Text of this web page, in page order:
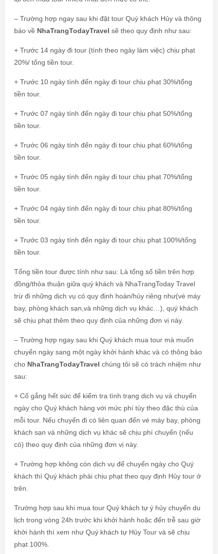
– Trường hợp ngay sau khi đặt tour Quý khách Hủy và thông
báo về NhaTrangTodayTravel sẽ theo quy định như sau:
+ Trước 14 ngày đi tour (tính theo ngày làm việc) chịu phạt
20%/ tổng tiền tour.
+ Trước 10 ngày tính đến ngày đi tour chịu phạt 30%/tổng
tiền tour.
+ Trước 07 ngày tính đến ngày đi tour chịu phạt 50%/tổng
tiền tour.
+ Trước 06 ngày tính đến ngày đi tour chịu phạt 60%/tổng
tiền tour.
+ Trước 05 ngày tính đến ngày đi tour chịu phạt 70%/tổng
tiền tour.
+ Trước 04 ngày tính đến ngày đi tour chịu phạt 80%/tổng
tiền tour.
+ Trước 03 ngày tính đến ngày đi tour chịu phạt 100%/tổng
tiền tour.
Tổng tiền tour được tính như sau: Là tổng số tiền trên hợp
đồng/thỏa thuận giữa quý khách và NhaTrangToday Travel
trừ đi những dịch vụ có quy định hoàn/hủy riêng như(vé máy
bay, phòng khách sạn,và những dịch vụ khác…), quý khách
sẽ chịu phạt thêm theo quy định của những đơn vị này.
– Trường hợp ngay sau khi Quý khách mua tour mà muốn
chuyển ngày sang một ngày khởi hành khác và có thông báo
cho NhaTrangTodayTravel chúng tôi sẽ có trách nhiệm như
sau:
+ Cố gắng hết sức để kiểm tra tình trạng dịch vụ và chuyển
ngày cho Quý khách hàng với mức phí tùy theo đặc thù của
mỗi tour. Nếu chuyến đi có liên quan đến vé máy bay, phòng
khách sạn và những dịch vụ khác sẽ chịu phí chuyển (nếu
có) theo quy định của những đơn vị này.
+ Trường hợp không còn dịch vụ để chuyển ngày cho Quý
khách thì Quý khách phải chịu phạt theo quy định Hủy tour ở
trên.
Trường hợp sau khi mua tour Quý khách tự ý hủy chuyến du
lịch trong vòng 24h trước khi khởi hành hoặc đến trễ sau giờ
khởi hành thì xem như Quý khách tự Hủy Tour và sẽ chịu
phạt 100%.